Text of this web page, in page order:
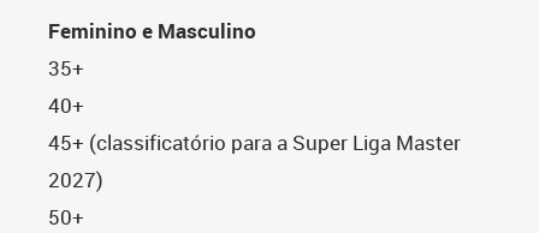
Feminino e Masculino
35+
40+
45+ (classificatório para a Super Liga Master
2027)
50+